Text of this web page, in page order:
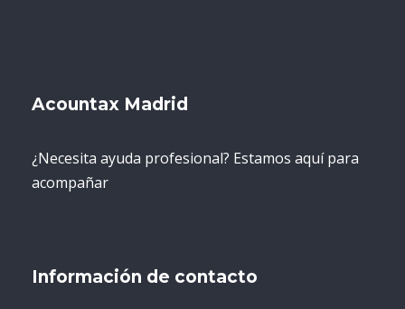
Acountax Madrid
¿Necesita ayuda profesional? Estamos aquí para
acompañar
Información de contacto